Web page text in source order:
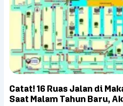
Catat! 16 Ruas Jalan di
Saat Malam Tahun Baru,